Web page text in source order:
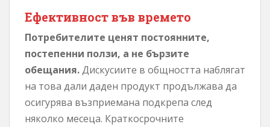
Ефективност във времето
Потребителите ценят постоянните,
постепенни ползи, а не бързите
обещания.Дискусиите в общността наблягат
на това дали даден продукт продължава да
осигурява възприемана подкрепа след
няколко месеца. Краткосрочните